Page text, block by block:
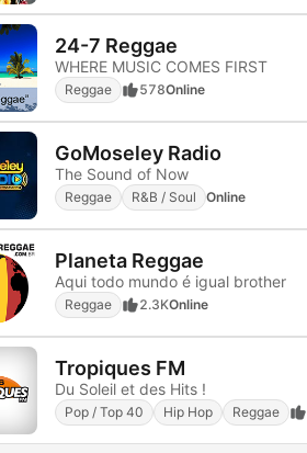
24-7 Reggae
WHERE MUSIC COMES FIRST
Reggae 578Online
GoMoseley Radio
The Sound of Now
Reggae R&B / Soul Online
Planeta Reggae
Aqui todo mundo é igual brother
Reggae 2.3KOnline
Tropiques FM
Du Soleil et des Hits !
Pop / Top 40 Hip Hop Reggae